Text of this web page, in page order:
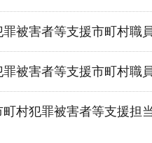
被害者等支援市町村職
被害者等支援市町村職
村犯罪被害者等支援担